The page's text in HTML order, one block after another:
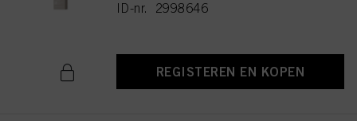
ID-nr. 2998646
REGISTEREN EN KOPEN